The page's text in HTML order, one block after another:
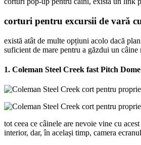
corturi pentru excursii de vară
există atât de multe opțiuni acolo dacă
suficient de mare pentru a găzdui un câine
1. Coleman Steel Creek fast Pitch
tot ceea ce câinele are nevoie vine cu
interior, dar, în același timp, camera